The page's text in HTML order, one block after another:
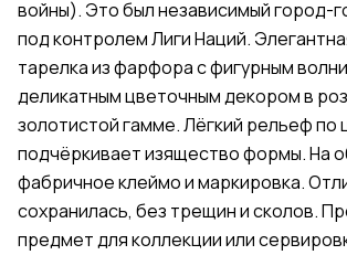
войны). Это был независимый город-
под контролем Лиги Наций.
тарелка из фарфора с фигурным
деликатным цветочным декором в
золотистой гамме. Лёгкий рельеф по
подчёркивает изящество формы. На
фабричное клеймо и маркировка.
сохранилась, без трещин и сколов.
предмет для коллекции или